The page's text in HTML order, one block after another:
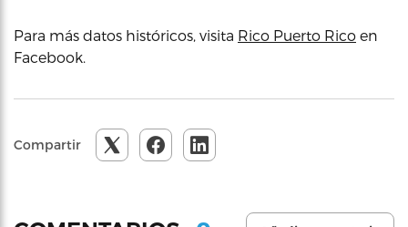
Para más datos históricos, visita Rico Puerto Rico en
Facebook.
Compartir